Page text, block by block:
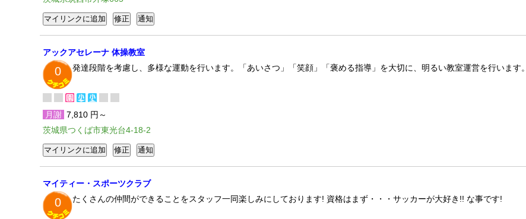
アックアセレーナ 体操教室
0 発達段階を考慮し、多様な運動を行います。「あいさつ」「笑顔」「褒める指導」を大切に、明るい教室運営を行います。
月謝 7,810 円～
茨城県つくば市東光台4-18-2
マイティー・スポーツクラブ
0 たくさんの仲間ができることをスタッフ一同楽しみにしております! 資格はまず・・・サッカーが大好き!! な事です!